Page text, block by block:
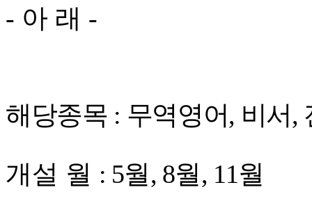
- 아 래 -
해당종목 : 무역영어, 비서,
개설 월 : 5월, 8월, 11월